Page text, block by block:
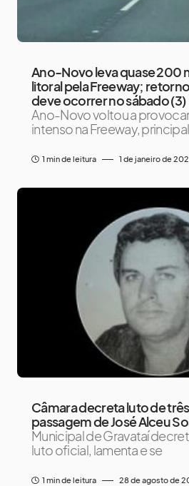
Ano-Novo leva quase 200
litoral pela Freeway;
deve ocorrer no sábado (3)
Ano-Novo voltou a
intenso na Freeway, principal
1 min de leitura 1 de janeiro de
Câmara decreta luto de
passagem de José Alceu
Municipal de Gravataí
luto oficial, lamenta e se
1 min de leitura 28 de agosto de